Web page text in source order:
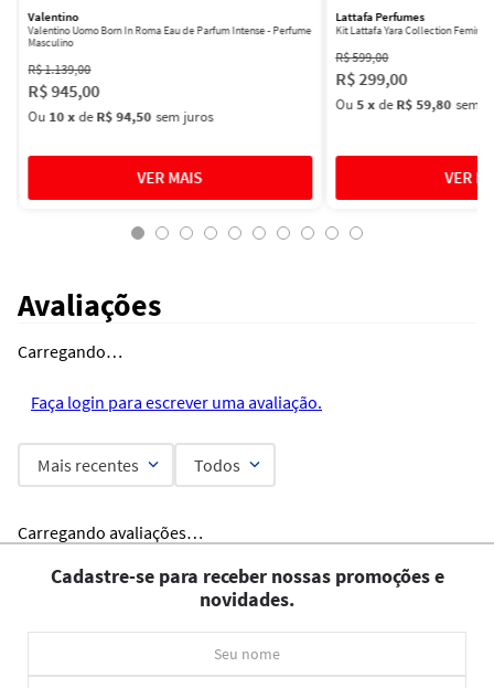
Valentino
Valentino Uomo Born In Roma Eau de Parfum Intense - Perfume
Masculino
R$1.139,00
R$945,00
Ou 10xdeR$ 94,50 sem juros
Lattafa Perfumes
Kit Lattafa Yara Collection
R$599,00
R$ 299,00
Ou5xdeR$ 59,80 sem
Avaliações
Carregando…
Faça login para escrever uma avaliação.
Mais recentes Todos
Carregando avaliações…
Cadastre-se para receber nossas promoções e
novidades.